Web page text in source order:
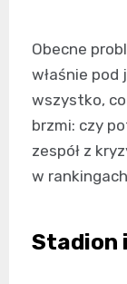
Obecne
właśnie pod
wszystko,
brzmi: czy
zespół z
w